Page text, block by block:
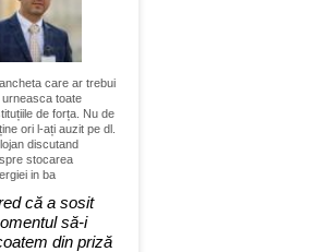
care ar trebui
toate
de forța. Nu de
ori l-ați auzit pe dl.
discutand
stocarea
in ba
că a sosit
să-i
din priză